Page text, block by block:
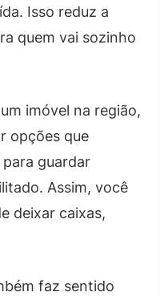
Isso reduz a
quem vai sozinho
imóvel na região,
opções que
guardar
Assim, você
deixar caixas,
faz sentido